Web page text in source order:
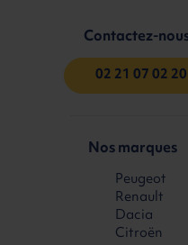
Contactez-
02 21 07 02 20
Nos marques
Peugeot
Renault
Dacia
Citroën